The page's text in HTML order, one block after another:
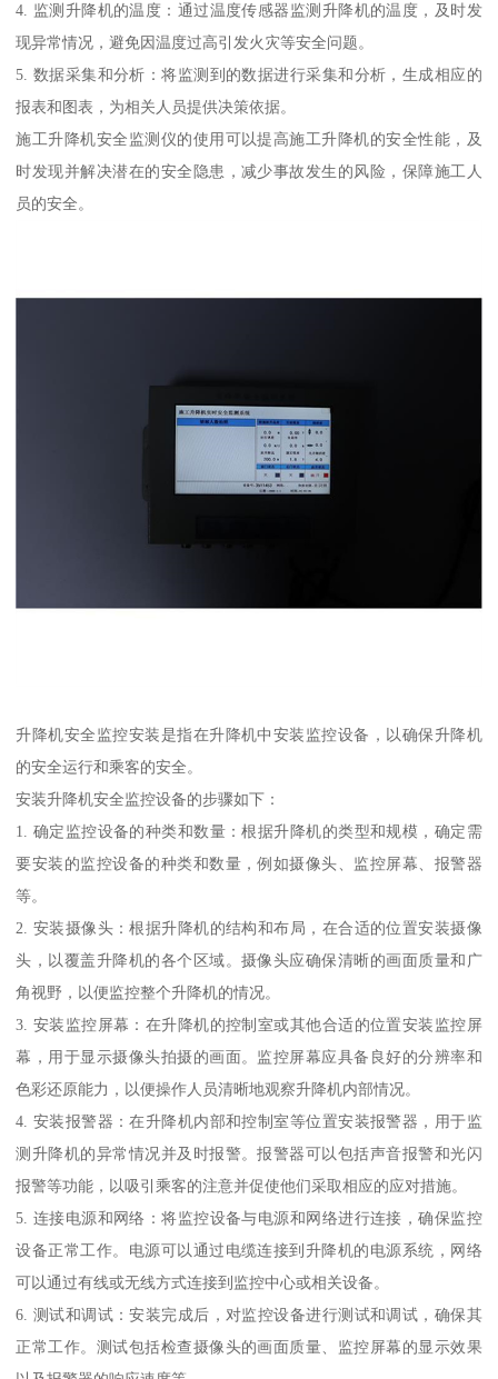
4. 监测升降机的温度：通过温度传感器监测升降机的温度，及时发
现异常情况，避免因温度过高引发火灾等安全问题。
5. 数据采集和分析：将监测到的数据进行采集和分析，生成相应的
报表和图表，为相关人员提供决策依据。
施工升降机安全监测仪的使用可以提高施工升降机的安全性能，及
时发现并解决潜在的安全隐患，减少事故发生的风险，保障施工人
员的安全。
升降机安全监控安装是指在升降机中安装监控设备，以确保升降机
的安全运行和乘客的安全。
安装升降机安全监控设备的步骤如下：
1. 确定监控设备的种类和数量：根据升降机的类型和规模，确定需
要安装的监控设备的种类和数量，例如摄像头、监控屏幕、报警器
等。
2. 安装摄像头：根据升降机的结构和布局，在合适的位置安装摄像
头，以覆盖升降机的各个区域。摄像头应确保清晰的画面质量和广
角视野，以便监控整个升降机的情况。
3. 安装监控屏幕：在升降机的控制室或其他合适的位置安装监控屏
幕，用于显示摄像头拍摄的画面。监控屏幕应具备良好的分辨率和
色彩还原能力，以便操作人员清晰地观察升降机内部情况。
4. 安装报警器：在升降机内部和控制室等位置安装报警器，用于监
测升降机的异常情况并及时报警。报警器可以包括声音报警和光闪
报警等功能，以吸引乘客的注意并促使他们采取相应的应对措施。
5. 连接电源和网络：将监控设备与电源和网络进行连接，确保监控
设备正常工作。电源可以通过电缆连接到升降机的电源系统，网络
可以通过有线或无线方式连接到监控中心或相关设备。
6. 测试和调试：安装完成后，对监控设备进行测试和调试，确保其
正常工作。测试包括检查摄像头的画面质量、监控屏幕的显示效果